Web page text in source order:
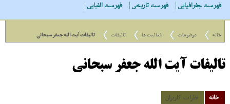
فهرست جغرافیایی
فهرست تاریخی فهرست الفبایی
خانه موضوعات فعالیت ها تالیفات تالیفات آیت الله جعفر سبحانی
تالیفات آیت الله جعفر سبحانی
خانه نظرات کاربران